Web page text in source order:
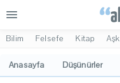
menu
Bilim Felsefe Kitap Aşk
Anasayfa Düşünürler